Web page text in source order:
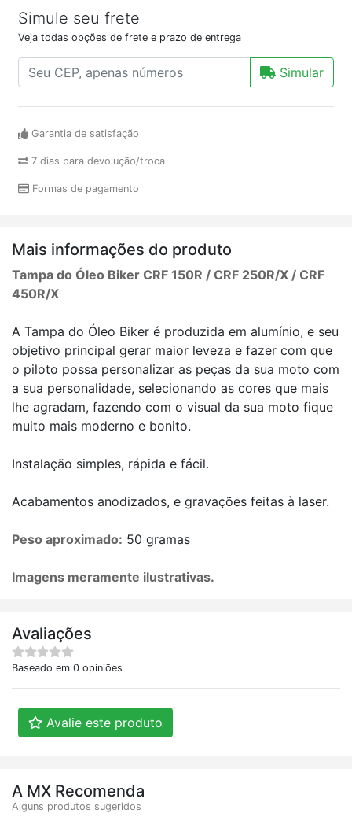
Simule seu frete
Veja todas opções de frete e prazo de entrega
Simular
Garantia de satisfação
7 dias para devolução/troca
Formas de pagamento
Mais informações do produto
Tampa do Óleo Biker CRF 150R / CRF 250R/X / CRF
450R/X
A Tampa do Óleo Biker é produzida em alumínio, e seu
objetivo principal gerar maior leveza e fazer com que
o piloto possa personalizar as peças da sua moto com
a sua personalidade, selecionando as cores que mais
lhe agradam, fazendo com o visual da sua moto fique
muito mais moderno e bonito.
Instalação simples, rápida e fácil.
Acabamentos anodizados, e gravações feitas à laser.
Peso aproximado: 50 gramas
Imagens meramente ilustrativas.
Avaliações
Baseado em 0 opiniões
Avalie este produto
A MX Recomenda
Alguns produtos sugeridos